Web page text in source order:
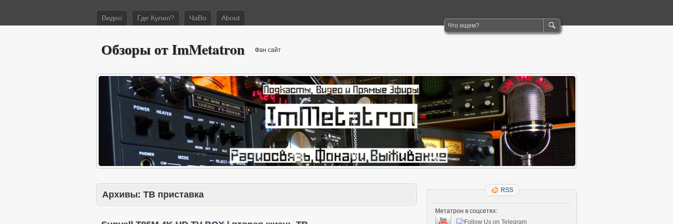
Видео Где Купил? ЧаВо About
Обзоры от ImMetatron Фан сайт
Архивы: ТВ приставка RSS
Метатрон в соцсетях: